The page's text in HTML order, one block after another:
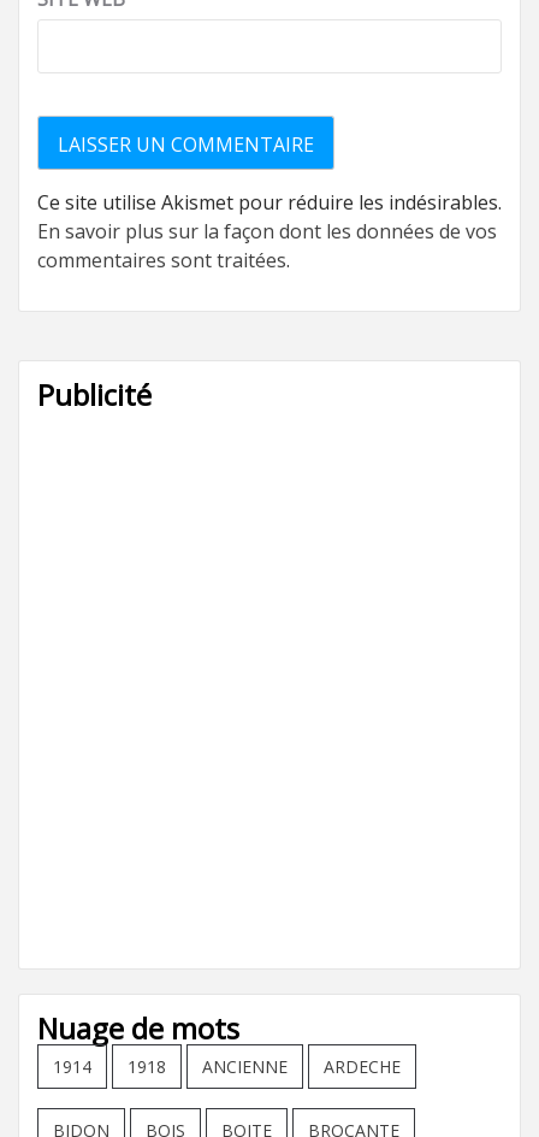
Ce site utilise Akismet pour réduire les indésirables.
En savoir plus sur la façon dont les données de vos
commentaires sont traitées.
Publicité
Nuage de mots
1914 1918 ANCIENNE ARDECHE
BIDON BOIS BOITE BROCANTE